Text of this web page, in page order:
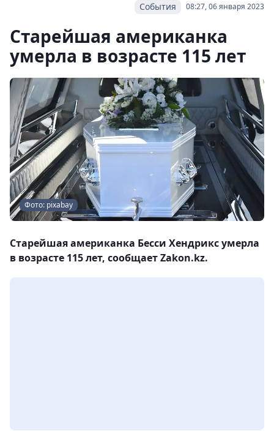
08:27, 06 января 2023
События
Старейшая американка
умерла в возрасте 115 лет
Фото: pixabay
Старейшая американка Бесси Хендрикс умерла
в возрасте 115 лет, сообщает Zakon.kz.